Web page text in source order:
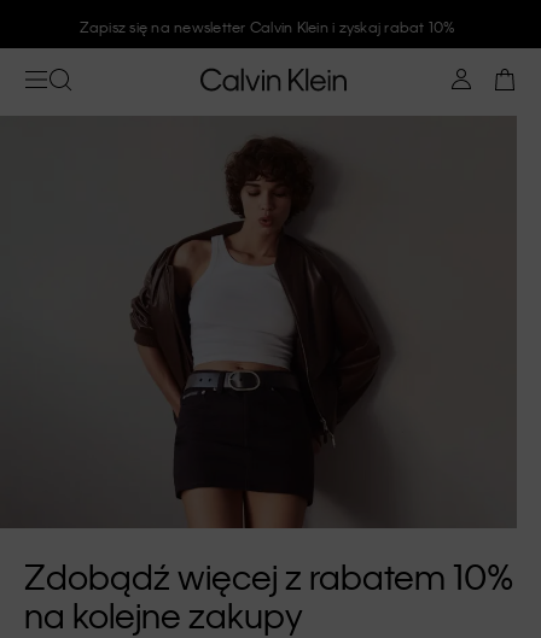
Zapisz się na newsletter Calvin Klein i zyskaj rabat 10%
Zdobądź więcej z rabatem 10%
na kolejne zakupy